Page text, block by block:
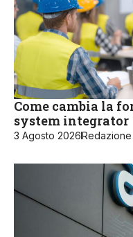
Come cambia la
system integrator
3 Agosto 2026Redazione